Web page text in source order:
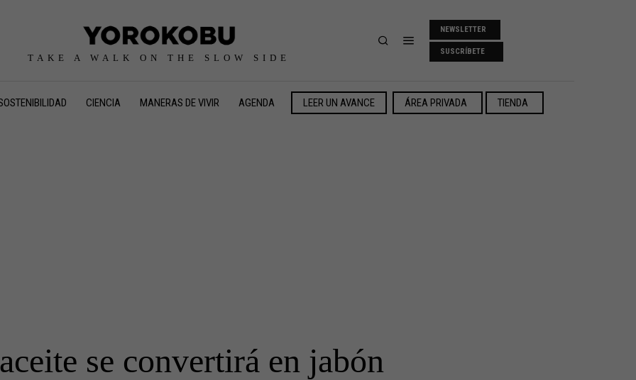
TAKE A WALK ON THE SLOW SIDE
NEWSLETTER
SUSCRÍBETE
CIENCIA MANERAS DE VIVIR AGENDA LEER UN AVANCE ÁREA PRIVADA TIENDA
se convertirá en jabón